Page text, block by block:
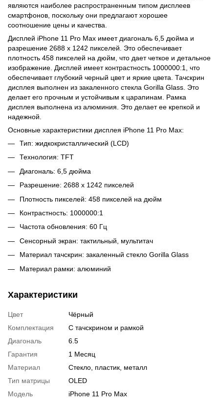
являются наиболее распространенным типом дисплеев
смартфонов, поскольку они предлагают хорошее
соотношение цены и качества.
Дисплей iPhone 11 Pro Max имеет диагональ 6,5 дюйма и
разрешение 2688 x 1242 пикселей. Это обеспечивает
плотность 458 пикселей на дюйм, что дает четкое и детальное
изображение. Дисплей имеет контрастность 1000000:1, что
обеспечивает глубокий черный цвет и яркие цвета. Тачскрин
дисплея выполнен из закаленного стекла Gorilla Glass. Это
делает его прочным и устойчивым к царапинам. Рамка
дисплея выполнена из алюминия. Это делает ее крепкой и
надежной.
Основные характеристики дисплея iPhone 11 Pro Max:
Тип: жидкокристаллический (LCD)
Технология: TFT
Диагональ: 6,5 дюйма
Разрешение: 2688 x 1242 пикселей
Плотность пикселей: 458 пикселей на дюйм
Контрастность: 1000000:1
Частота обновления: 60 Гц
Сенсорный экран: тактильный, мультитач
Материал тачскрин: закаленный стекло Gorilla Glass
Материал рамки: алюминий
Характеристики
Цвет
Чёрный
Комплектация
С тачскрином и рамкой
Диагональ
6.5
Гарантия
1 Месяц
Материал
Стекло, пластик, металл
Тип матрицы
OLED
Модель
iPhone 11 Pro Max